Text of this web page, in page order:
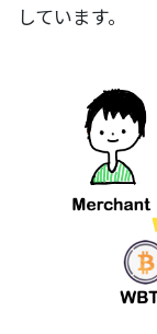
しています。